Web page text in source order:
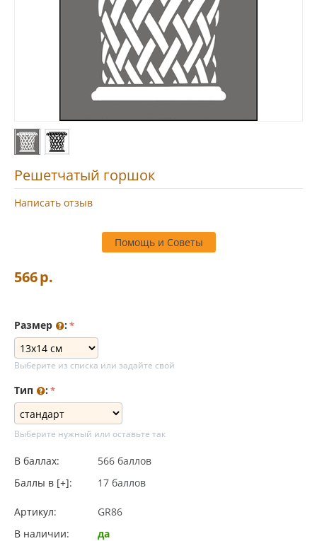
Решетчатый горшок
Написать отзыв
Помощь и Советы
566р.
Размер :
Выберите из списка или задайте свой
Тип :
Выберите нужный или оставьте так
В баллах:
566 баллов
Баллы в [+]:
17 баллов
Артикул:
GR86
В наличии:
да